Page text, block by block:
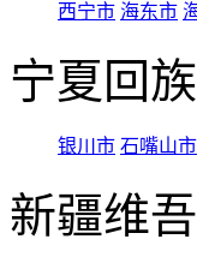
西宁市 海东市
宁夏回
银川市 石嘴山市
新疆维